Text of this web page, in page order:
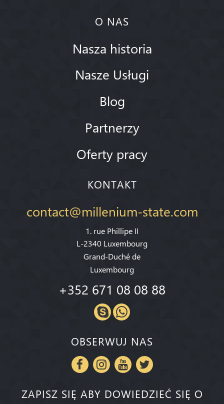
O NAS
Nasza historia
Nasze Usługi
Blog
Partnerzy
Oferty pracy
KONTAKT
contact@millenium-state.com
1. rue Phillipe II
L-2340 Luxembourg
Grand-Duché de
Luxembourg
+352 671 08 08 88
OBSERWUJ NAS
ZAPISZ SIĘ ABY DOWIEDZIEĆ SIĘ O